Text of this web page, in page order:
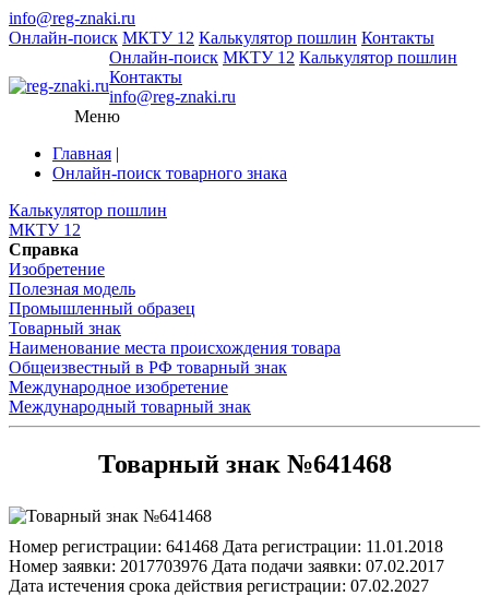
info@reg-znaki.ru
Онлайн-поиск МКТУ 12 Калькулятор пошлин Контакты
Онлайн-поиск МКТУ 12 Калькулятор пошлин
Контакты
info@reg-znaki.ru
Меню
Главная |
Онлайн-поиск товарного знака
Калькулятор пошлин
МКТУ 12
Справка
Изобретение
Полезная модель
Промышленный образец
Товарный знак
Наименование места происхождения товара
Общеизвестный в РФ товарный знак
Международное изобретение
Международный товарный знак
Товарный знак №641468
Номер регистрации: 641468 Дата регистрации: 11.01.2018
Номер заявки: 2017703976 Дата подачи заявки: 07.02.2017
Дата истечения срока действия регистрации: 07.02.2027